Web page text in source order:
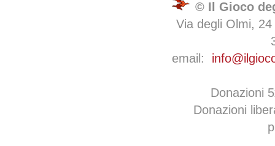
© Il Gioco
Via degli Olmi,
email:
Donazioni
Donazioni